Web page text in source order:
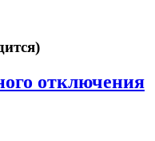
отключения